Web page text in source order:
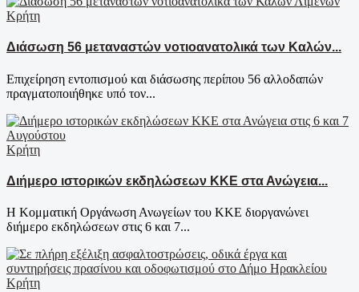
Κρήτη
Διάσωση 56 μεταναστών νοτιοανατολικά των Καλών...
Επιχείρηση εντοπισμού και διάσωσης περίπου 56 αλλοδαπών
πραγματοποιήθηκε υπό τον...
Κρήτη
Διήμερο ιστορικών εκδηλώσεων ΚΚΕ στα Ανώγεια...
Η Κομματική Οργάνωση Ανωγείων του ΚΚΕ διοργανώνει
διήμερο εκδηλώσεων στις 6 και 7...
Κρήτη